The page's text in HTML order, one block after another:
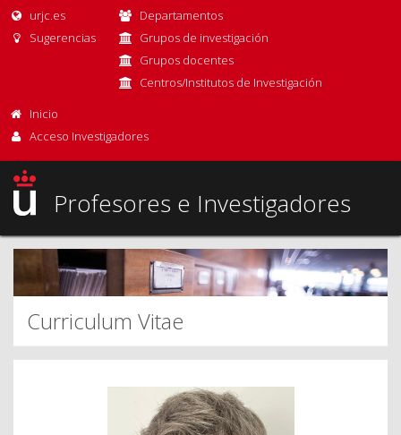
urjc.es
Sugerencias
Departamentos
Grupos de investigación
Grupos docentes
Centros/Institutos de Investigación
Inicio
Acceso Investigadores
Profesores e Investigadores
Curriculum Vitae